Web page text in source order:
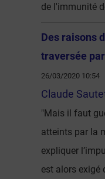
de l'immunité
Des raisons
traversée
26/03/2020 10:54
Claude
"Mais il faut
atteints par la
expliquer
est alors exigé